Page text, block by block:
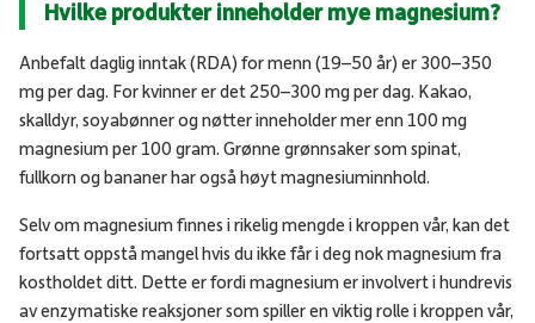
Hvilke produkter inneholder mye magnesium?
Anbefalt daglig inntak (RDA) for menn (19–50 år) er 300–350
mg per dag. For kvinner er det 250–300 mg per dag. Kakao,
skalldyr, soyabønner og nøtter inneholder mer enn 100 mg
magnesium per 100 gram. Grønne grønnsaker som spinat,
fullkorn og bananer har også høyt magnesiuminnhold.
Selv om magnesium finnes i rikelig mengde i kroppen vår, kan det
fortsatt oppstå mangel hvis du ikke får i deg nok magnesium fra
kostholdet ditt. Dette er fordi magnesium er involvert i hundrevis
av enzymatiske reaksjoner som spiller en viktig rolle i kroppen vår,